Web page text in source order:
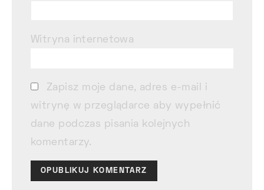
Witryna internetowa
Zapisz moje dane, adres e-mail i
witrynę w przeglądarce aby wypełnić
dane podczas pisania kolejnych
komentarzy.